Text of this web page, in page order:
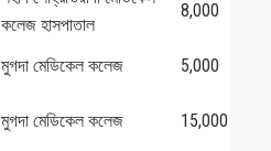
কলেজ হাসপাতাল
8,000
মুগদা মেডিকেল কলেজ 5,000
মুগদা মেডিকেল কলেজ 15,000